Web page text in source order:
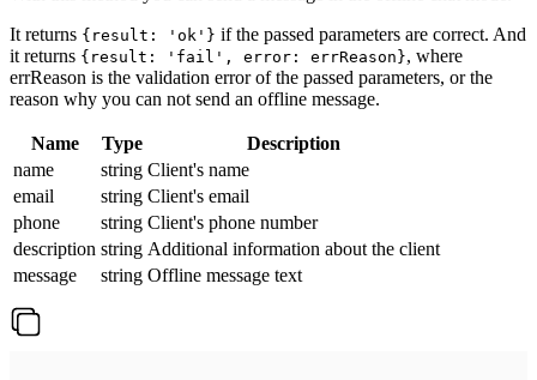
It returns {result: 'ok'} if the passed parameters are correct. And
it returns {result: 'fail', error: errReason}, where
errReason is the validation error of the passed parameters, or the
reason why you can not send an offline message.
Name Type
Description
name
string Client's name
email
string Client's email
phone
string Client's phone number
description string Additional information about the client
message
string Offline message text